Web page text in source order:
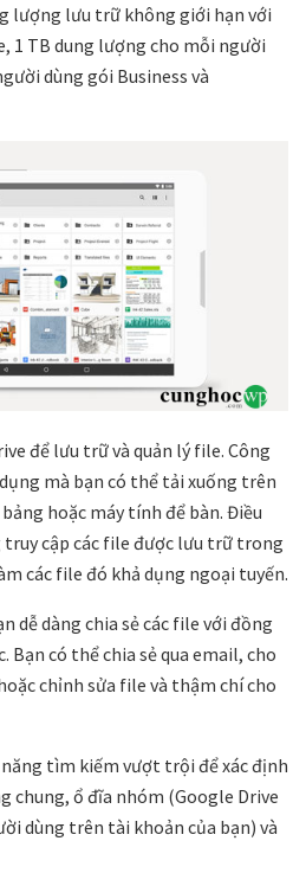
lượng lưu trữ không giới hạn với
1 TB dung lượng cho mỗi người
dùng gói Business và
để lưu trữ và quản lý file. Công
mà bạn có thể tải xuống trên
hoặc máy tính để bàn. Điều
truy cập các file được lưu trữ trong
các file đó khả dụng ngoại tuyến.
dễ dàng chia sẻ các file với đồng
Bạn có thể chia sẻ qua email, cho
chỉnh sửa file và thậm chí cho
tìm kiếm vượt trội để xác định
chung, ổ đĩa nhóm (Google Drive
dùng trên tài khoản của bạn) và